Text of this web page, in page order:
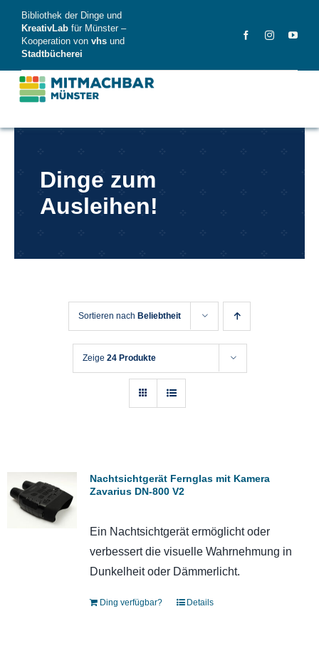
content
Bibliothek der Dinge und
KreativLab für Münster –
Kooperation von vhs und
Stadtbücherei
DingeDinge zum
Ausleihen!
Sortieren nach Beliebtheit
Zeige 24 Produkte
Nachtsichtgerät Fernglas mit Kamera
Zavarius DN-800 V2
Ein Nachtsichtgerät ermöglicht oder
verbessert die visuelle Wahrnehmung in
Dunkelheit oder Dämmerlicht.
Ding verfügbar? Details